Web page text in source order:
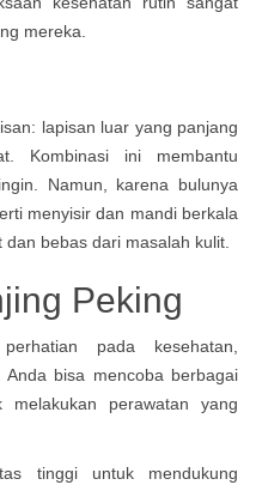
mereka.
lapisan luar yang panjang
Kombinasi ini membantu
Namun, karena bulunya
menyisir dan mandi berkala
bebas dari masalah kulit.
Peking
pada kesehatan,
Anda bisa mencoba berbagai
perawatan yang
tinggi untuk mendukung